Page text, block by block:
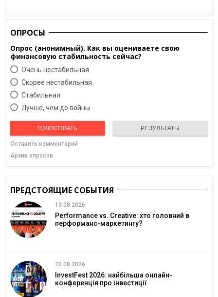
ОПРОСЫ
Опрос (анонимный). Как вы оцениваете свою
финансовую стабильность сейчас?
Очень нестабильная
Скорее нестабильная
Cтабильная
Лучше, чем до войны
ГОЛОСОВАТЬ РЕЗУЛЬТАТЫ
Оставить комментарий
Архив опросов
ПРЕДСТОЯЩИЕ СОБЫТИЯ
13.08.2026
Performance vs. Creative: хто головний в
перформанс-маркетингу?
20.08.2026
InvestFest 2026: найбільша онлайн-
конференція про інвестиції